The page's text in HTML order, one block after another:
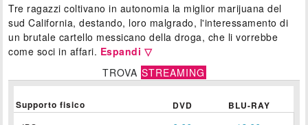
Tre ragazzi coltivano in autonomia la miglior marijuana del
sud California, destando, loro malgrado, l'interessamento di
un brutale cartello messicano della droga, che li vorrebbe
come soci in affari. Espandi ▽
TROVA STREAMING
Supporto fisico DVD BLU-RAY